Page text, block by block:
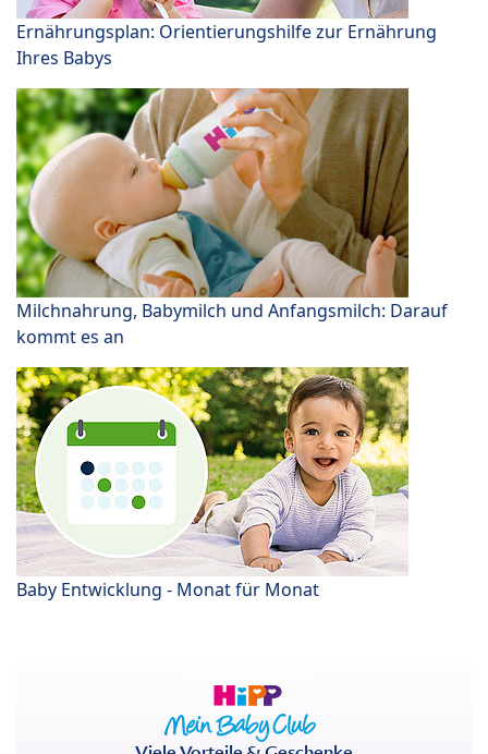
Ernährungsplan: Orientierungshilfe zur Ernährung
Ihres Babys
Milchnahrung, Babymilch und Anfangsmilch: Darauf
kommt es an
Baby Entwicklung - Monat für Monat